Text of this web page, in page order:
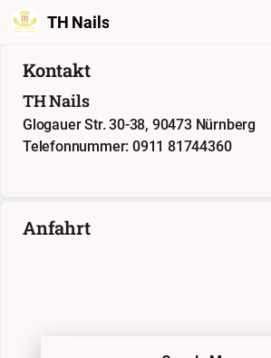
TH Nails
Kontakt
TH Nails
Glogauer Str. 30-38, 90473 Nürnberg
Telefonnummer: 0911 81744360
Anfahrt